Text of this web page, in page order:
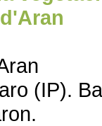
(IP).